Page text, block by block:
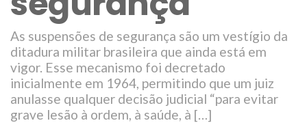
As suspensões de segurança são um vestígio da
ditadura militar brasileira que ainda está em
vigor. Esse mecanismo foi decretado
inicialmente em 1964, permitindo que um juiz
anulasse qualquer decisão judicial “para evitar
grave lesão à ordem, à saúde, à […]